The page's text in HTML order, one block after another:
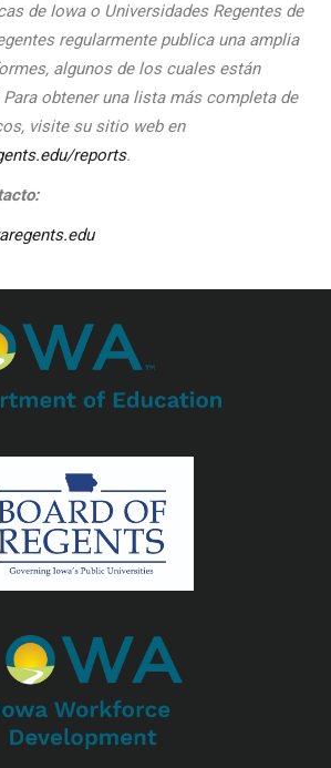
de Iowa o Universidades Regentes de
regularmente publica una amplia
algunos de los cuales están
obtener una lista más completa de
visite su sitio web en
reports.